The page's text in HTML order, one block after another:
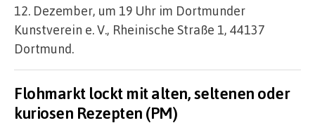
12. Dezember, um 19 Uhr im Dortmunder
Kunstverein e. V., Rheinische Straße 1, 44137
Dortmund.
Flohmarkt lockt mit alten, seltenen oder
kuriosen Rezepten (PM)